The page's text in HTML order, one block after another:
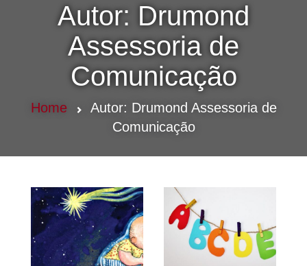
Autor: Drumond
Assessoria de
Comunicação
Home Autor: Drumond Assessoria de
Comunicação